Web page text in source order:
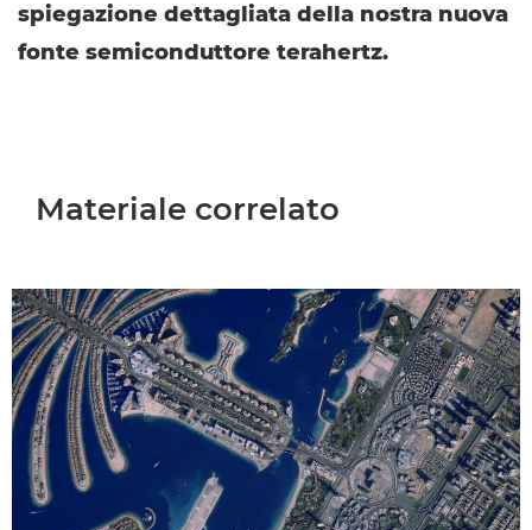
spiegazione dettagliata della nostra nuova
fonte semiconduttore terahertz.
Materiale correlato